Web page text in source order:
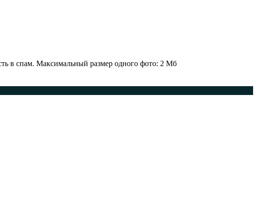
в спам. Максимальный размер одного фото: 2 Мб